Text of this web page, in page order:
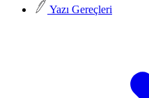
Yazı Gereçleri